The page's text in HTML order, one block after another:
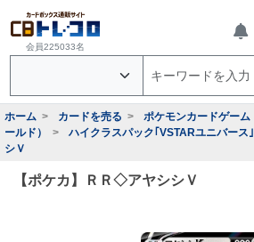
会員225033名
ホーム カードを売る ポケモンカードゲーム
ールド）
ハイクラスパック｢VSTARユニバース｣
シＶ
【ポケカ】ＲＲ◇アヤシシＶ